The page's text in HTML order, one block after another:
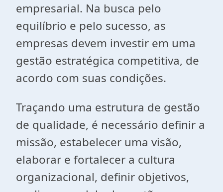
empresarial. Na busca pelo
equilíbrio e pelo sucesso, as
empresas devem investir em uma
gestão estratégica competitiva, de
acordo com suas condições.
Traçando uma estrutura de gestão
de qualidade, é necessário definir a
missão, estabelecer uma visão,
elaborar e fortalecer a cultura
organizacional, definir objetivos,